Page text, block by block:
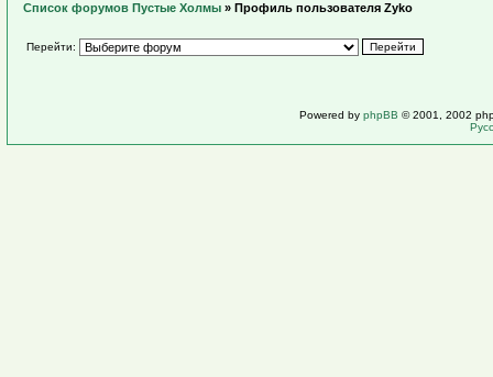
Список форумов Пустые Холмы » Профиль пользователя Zyko
Перейти:
Powered by phpBB © 2001, 2002